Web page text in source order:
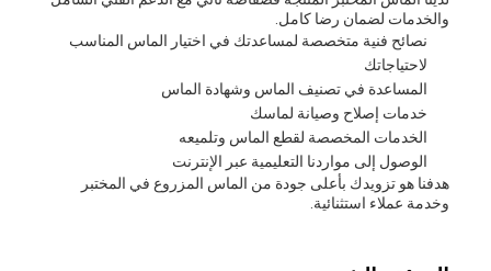
والخدمات لضمان رضا كامل.
نصائح فنية متخصصة لمساعدتك في اختيار الماس المناسب
لاحتياجاتك
المساعدة في تصنيف الماس وشهادة الماس
خدمات إصلاح وصيانة لماسك
الخدمات المخصصة لقطع الماس وتلميعه
الوصول إلى مواردنا التعليمية عبر الإنترنت
هدفنا هو تزويدك بأعلى جودة من الماس المزروع في المختبر
وخدمة عملاء استثنائية.